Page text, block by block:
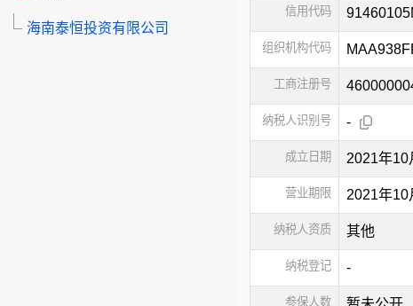
海南泰恒投资有限公司
信用代码
组织机构代码
工商注册号
纳税人识别号 -
成立日期 2021年10
营业期限 2021年10
纳税人资质 其他
纳税登记 -
参保人数